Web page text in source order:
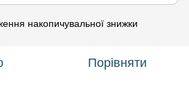
накопичувальної знижки
Порівняти